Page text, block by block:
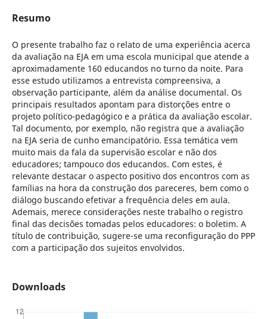
Resumo
O presente trabalho faz o relato de uma experiência acerca
da avaliação na EJA em uma escola municipal que atende a
aproximadamente 160 educandos no turno da noite. Para
esse estudo utilizamos a entrevista compreensiva, a
observação participante, além da análise documental. Os
principais resultados apontam para distorções entre o
projeto político-pedagógico e a prática da avaliação escolar.
Tal documento, por exemplo, não registra que a avaliação
na EJA seria de cunho emancipatório. Essa temática vem
muito mais da fala da supervisão escolar e não dos
educadores; tampouco dos educandos. Com estes, é
relevante destacar o aspecto positivo dos encontros com as
famílias na hora da construção dos pareceres, bem como o
diálogo buscando efetivar a frequência deles em aula.
Ademais, merece considerações neste trabalho o registro
final das decisões tomadas pelos educadores: o boletim. A
título de contribuição, sugere-se uma reconfiguração do PPP
com a participação dos sujeitos envolvidos.
Downloads